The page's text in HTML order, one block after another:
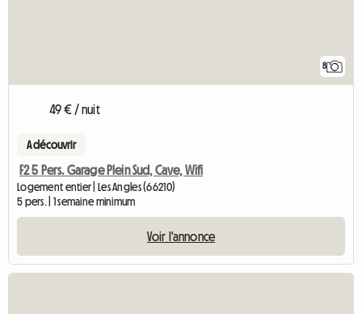
8
49 € / nuit
A découvrir
F2 5 Pers. Garage Plein Sud, Cave, Wifi
Logement entier | Les Angles (66210)
5 pers. | 1 semaine minimum
Voir l'annonce